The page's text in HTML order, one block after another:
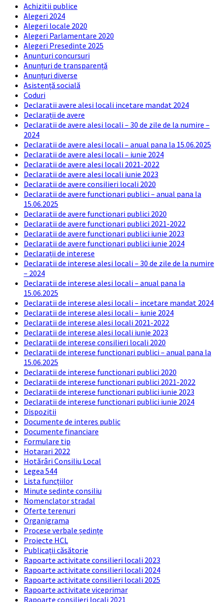
Achizitii publice
Alegeri 2024
Alegeri locale 2020
Alegeri Parlamentare 2020
Alegeri Presedinte 2025
Anunturi concursuri
Anunțuri de transparență
Anunțuri diverse
Asistență socială
Coduri
Declaratii avere alesi locali incetare mandat 2024
Declarații de avere
Declaratii de avere alesi locali – 30 de zile de la numire –
2024
Declaratii de avere alesi locali – anual pana la 15.06.2025
Declaratii de avere alesi locali – iunie 2024
Declaratii de avere alesi locali 2021-2022
Declaratii de avere alesi locali iunie 2023
Declaratii de avere consilieri locali 2020
Declaratii de avere functionari publici – anual pana la
15.06.2025
Declaratii de avere functionari publici 2020
Declaratii de avere functionari publici 2021-2022
Declaratii de avere functionari publici iunie 2023
Declaratii de avere functionari publici iunie 2024
Declarații de interese
Declaratii de interese alesi locali – 30 de zile de la numire
– 2024
Declaratii de interese alesi locali – anual pana la
15.06.2025
Declaratii de interese alesi locali – incetare mandat 2024
Declaratii de interese alesi locali – iunie 2024
Declaratii de interese alesi locali 2021-2022
Declaratii de interese alesi locali iunie 2023
Declaratii de interese consilieri locali 2020
Declaratii de interese functionari publici – anual pana la
15.06.2025
Declaratii de interese functionari publici 2020
Declaratii de interese functionari publici 2021-2022
Declaratii de interese functionari publici iunie 2023
Declaratii de interese functionari publici iunie 2024
Dispozitii
Documente de interes public
Documente financiare
Formulare tip
Hotarari 2022
Hotărâri Consiliu Local
Legea 544
Lista funcțiilor
Minute sedinte consiliu
Nomenclator stradal
Oferte terenuri
Organigrama
Procese verbale ședințe
Proiecte HCL
Publicații căsătorie
Rapoarte activitate consilieri locali 2023
Rapoarte activitate consilieri locali 2024
Rapoarte activitate consilieri locali 2025
Rapoarte activitate viceprimar
Rapoarte consilieri locali 2021